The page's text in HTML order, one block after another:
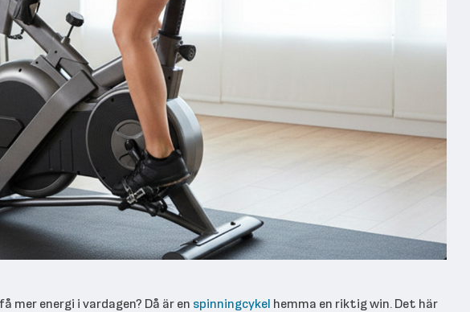
energi i vardagen? Då är en spinningcykel hemma en riktig win. Det här